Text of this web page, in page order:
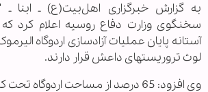
به گزارش خبرگزاری اهل‌بیت(ع) ـ ابنا ـ
سخنگوی وزارت دفاع روسیه اعلام کرد
آستانه پایان عملیات آزادسازی اردوگاه
لوث تروریستهای داعش قرار دارند.
وی افزود: 65 درصد از مساحت اردوگاه